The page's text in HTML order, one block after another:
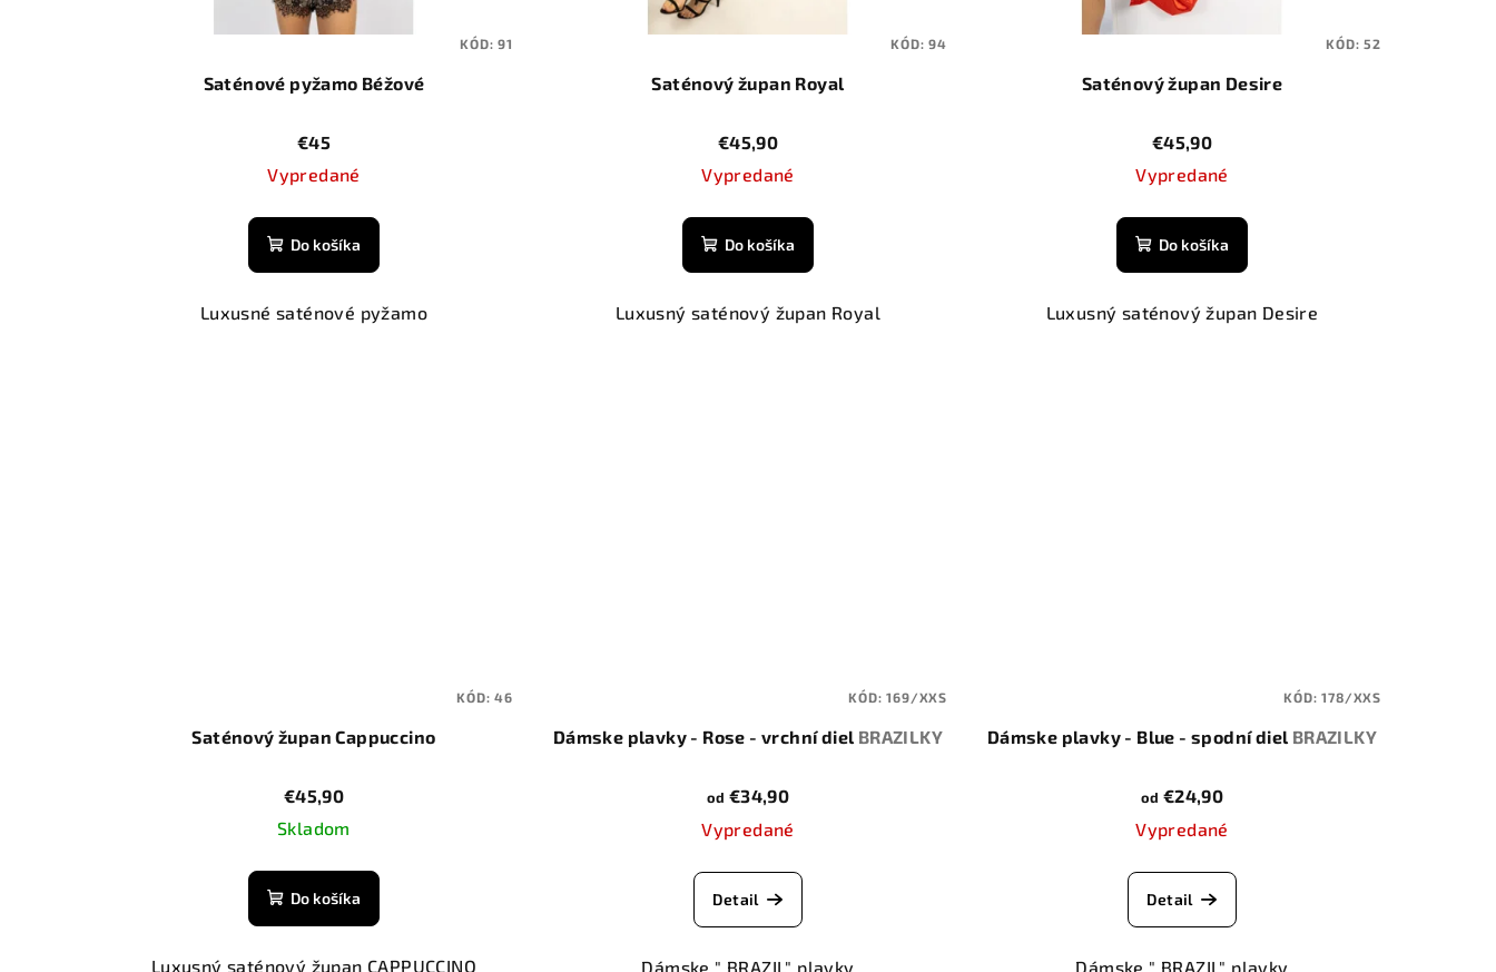
Saténové pyžamo Béžové
€45
Vypredané
Do košíka
Luxusné saténové pyžamo
KÓD:91
Saténový župan Royal
€45,90
Vypredané
Do košíka
Luxusný saténový župan Royal
KÓD:94
Saténový župan Desire
€45,90
Vypredané
Do košíka
Luxusný saténový župan Desire
KÓD:52
Saténový župan Cappuccino
€45,90
Skladom
Do košíka
Luxusný saténový župan CAPPUCCINO
KÓD:46
Dámske plavky - Rose - vrchní diel BRAZILKY
od €34,90
Vypredané
Detail
Dámske " BRAZIL" plavky
KÓD:169/XXS
Dámske plavky - Blue - spodní diel BRAZILKY
od €24,90
Vypredané
Detail
Dámske " BRAZIL" plavky
KÓD:178/XXS